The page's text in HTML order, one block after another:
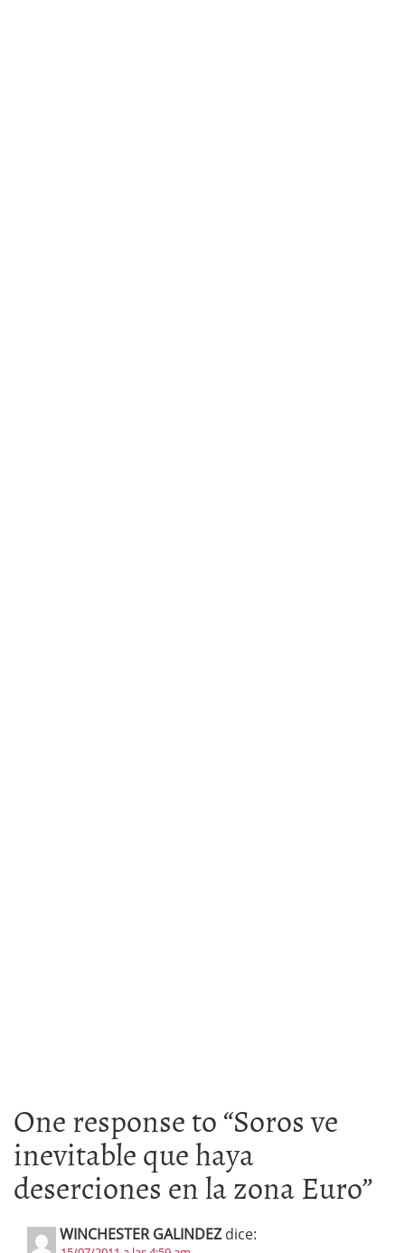
One response to “Soros ve
inevitable que haya
deserciones en la zona Euro”
WINCHESTER GALINDEZ dice: